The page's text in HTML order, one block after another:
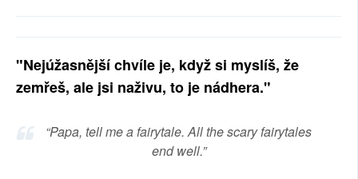
PŘÍSPĚVKY NA PROVOZ
SOCIÁLNÍ SÍTĚ
RUBRIKY
"Nejúžasnější chvíle je, když si myslíš, že
zemřeš, ale jsi naživu, to je nádhera."
“Papa, tell me a fairytale. All the scary fairytales
end well.”